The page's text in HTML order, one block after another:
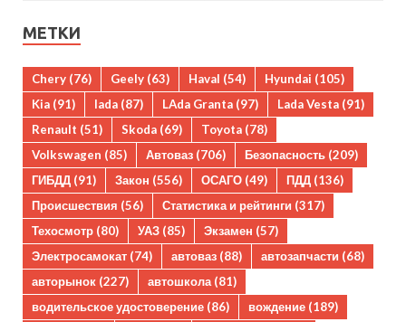
МЕТКИ
Chery (76) Geely (63) Haval (54) Hyundai (105)
Kia (91) lada (87) LAda Granta (97) Lada Vesta (91)
Renault (51) Skoda (69) Toyota (78)
Volkswagen (85) Автоваз (706) Безопасность (209)
ГИБДД (91) Закон (556) ОСАГО (49) ПДД (136)
Происшествия (56) Статистика и рейтинги (317)
Техосмотр (80) УАЗ (85) Экзамен (57)
Электросамокат (74) автоваз (88) автозапчасти (68)
авторынок (227) автошкола(81)
водительское удостоверение (86) вождение (189)